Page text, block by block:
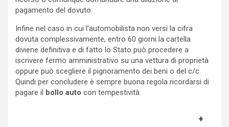
pagamento del dovuto.
Infine nel caso in cui l’automobilista non versi la cifra
dovuta complessivamente, entro 60 giorni la cartella
diviene definitiva e di fatto lo Stato può procedere a
iscrivere fermo amministrativo su una vettura di proprietà
oppure può scegliere il pignoramento dei beni o del c/c.
Quindi per concludere è sempre buona regola ricordarsi di
pagare il bollo auto con tempestività.